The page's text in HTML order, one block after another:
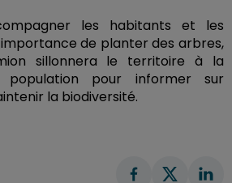
les habitants et les
de planter des arbres,
sillonnera le territoire à la
pour informer sur
la biodiversité.